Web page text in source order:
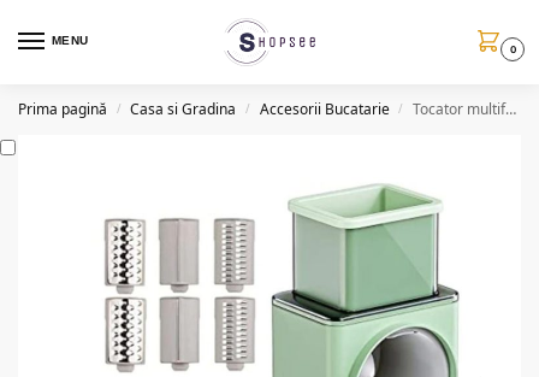
MENU
0
Prima pagină / Casa si Gradina / Accesorii Bucatarie / Tocator multifunctional legume/fructe, accesorii incluse